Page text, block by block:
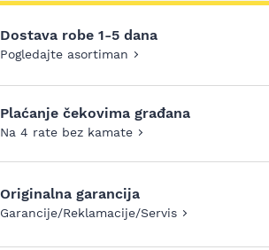
Dostava robe 1-5 dana
Pogledajte asortiman
Plaćanje čekovima građana
Na 4 rate bez kamate
Originalna garancija
Garancije/Reklamacije/Servis